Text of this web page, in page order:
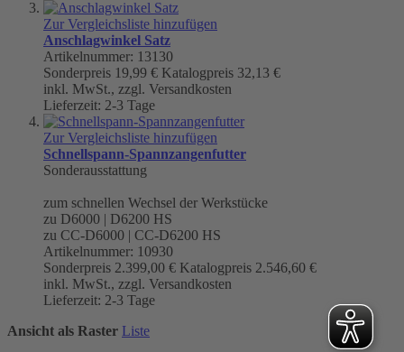
Zur Vergleichsliste hinzufügen
Anschlagwinkel Satz
Artikelnummer: 13130
Sonderpreis 19,99 € Katalogpreis 32,13 €
inkl. MwSt., zzgl. Versandkosten
Lieferzeit: 2-3 Tage
Zur Vergleichsliste hinzufügen
Schnellspann-Spannzangenfutter
Sonderausstattung
zum schnellen Wechsel der Werkstücke
zu D6000 | D6200 HS
zu CC-D6000 | CC-D6200 HS
Artikelnummer: 10930
Sonderpreis 2.399,00 € Katalogpreis 2.546,60 €
inkl. MwSt., zzgl. Versandkosten
Lieferzeit: 2-3 Tage
Ansicht als Raster Liste